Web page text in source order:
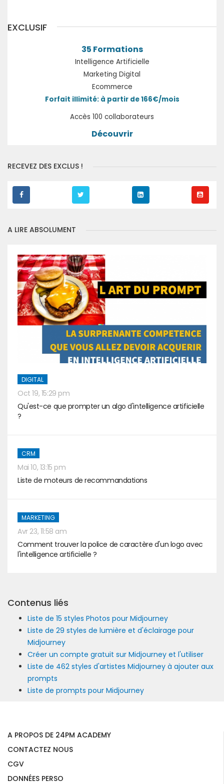
EXCLUSIF
35 Formations
Intelligence Artificielle
Marketing Digital
Ecommerce
Forfait illimité: à partir de 166€/mois
Accès 100 collaborateurs
Découvrir
RECEVEZ DES EXCLUS !
A LIRE ABSOLUMENT
DIGITAL
Oct 19, 15:29 pm
Qu'est-ce que prompter un algo d'intelligence artificielle
?
CRM
Mai 10, 13:15 pm
Liste de moteurs de recommandations
MARKETING
Avr 23, 11:58 am
Comment trouver la police de caractère d'un logo avec
l'intelligence artificielle ?
Contenus liés
Liste de 15 styles Photos pour Midjourney
Liste de 29 styles de lumière et d'éclairage pour
Midjourney
Créer un compte gratuit sur Midjourney et l'utiliser
Liste de 462 styles d'artistes Midjourney à ajouter aux
prompts
Liste de prompts pour Midjourney
A PROPOS DE 24PM ACADEMY
CONTACTEZ NOUS
CGV
DONNÉES PERSO